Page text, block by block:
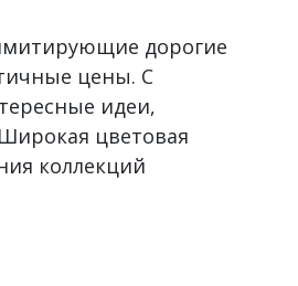
дорогие
цены. С
идеи,
цветовая
коллекций